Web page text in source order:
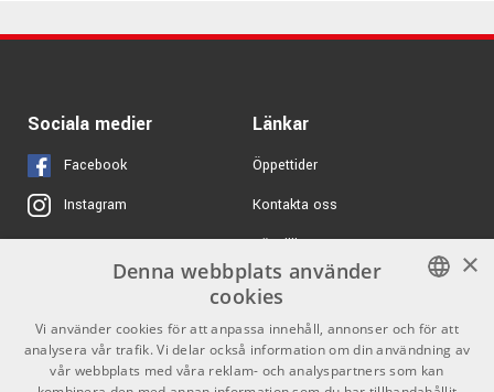
Sociala medier
Facebook
Instagram
X
Youtube
TikTok
Länkar
Öppettider
Kontakta oss
Köpvillkor
Butiken
Varumärken
GDPR & Cookies
SWEDISH
ENGLISH
×
Denna webbplats använder
cookies
Vi använder cookies för att anpassa innehåll, annonser och för att
analysera vår trafik. Vi delar också information om din användning av
vår webbplats med våra reklam- och analyspartners som kan